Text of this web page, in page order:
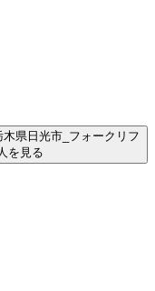
県日光市_フォークリフ
を見る